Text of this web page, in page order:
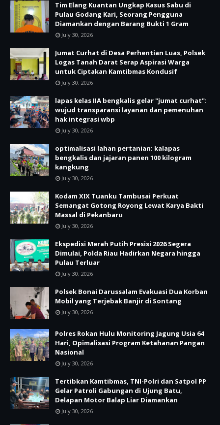
Tim Elang Kuantan Ungkap Kasus Sabu di
Pulau Godang Kari, Seorang Pengguna
Diamankan dengan Barang Bukti 1 Gram
July 30, 2026
Jumat Curhat di Desa Perhentian Luas, Polsek
Logas Tanah Darat Serap Aspirasi Warga
untuk Ciptakan Kamtibmas Kondusif
July 30, 2026
lapas kelas IIA bengkalis gelar "jumat curhat":
wujud transparansi layanan dan pemenuhan
hak integrasi wbp
July 30, 2026
optimalisasi lahan pertanian: kalapas
bengkalis dan jajaran panen 100 kilogram
kangkung
July 30, 2026
Kodam XIX Tuanku Tambusai Perkuat
Semangat Gotong Royong Lewat Karya Bakti
Massal di Pekanbaru
July 30, 2026
Ekspedisi Merah Putih Presisi 2026 Segera
Dimulai, Polda Riau Hadirkan Negara hingga
Pulau Terluar
July 30, 2026
Polsek Bonai Darussalam Evakuasi Dua Korban
Mobil yang Terjebak Banjir di Sontang
July 30, 2026
Polres Rokan Hulu Monitoring Jagung Usia 64
Hari, Opimalisasi Program Ketahanan Pangan
Nasional
July 30, 2026
Tertibkan Kamtibmas, TNI-Polri dan Satpol PP
Gelar Patroli Gabungan di Ujung Batu,
Delapan Motor Balap Liar Diamankan
July 30, 2026